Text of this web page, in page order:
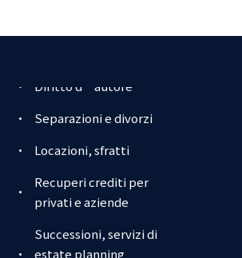
Responsabilità medica
contrattuale ed
genere
Infortunistica stradale
Concorsi e graduatorie
Esami ammissione